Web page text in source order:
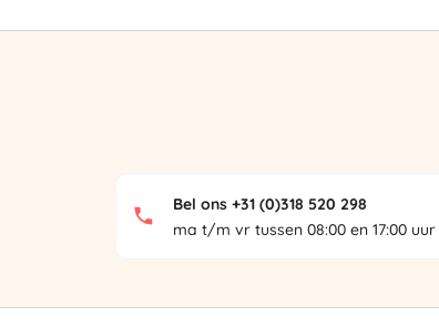
Bel ons +31 (0)318 520 298
ma t/m vr tussen 08:00 en 17:00 uur